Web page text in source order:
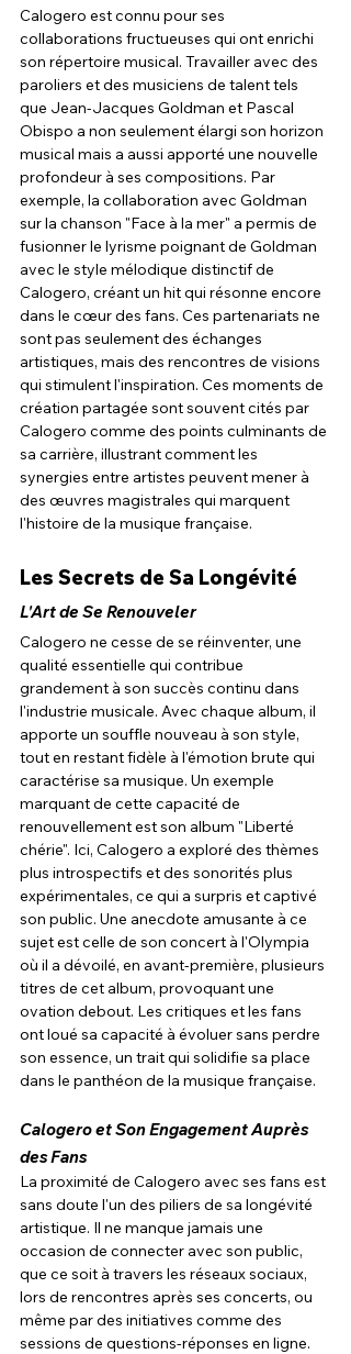
Calogero est connu pour ses
collaborations fructueuses qui ont enrichi
son répertoire musical. Travailler avec des
paroliers et des musiciens de talent tels
que Jean-Jacques Goldman et Pascal
Obispo a non seulement élargi son horizon
musical mais a aussi apporté une nouvelle
profondeur à ses compositions. Par
exemple, la collaboration avec Goldman
sur la chanson "Face à la mer" a permis de
fusionner le lyrisme poignant de Goldman
avec le style mélodique distinctif de
Calogero, créant un hit qui résonne encore
dans le cœur des fans. Ces partenariats ne
sont pas seulement des échanges
artistiques, mais des rencontres de visions
qui stimulent l'inspiration. Ces moments de
création partagée sont souvent cités par
Calogero comme des points culminants de
sa carrière, illustrant comment les
synergies entre artistes peuvent mener à
des œuvres magistrales qui marquent
l'histoire de la musique française.
Les Secrets de Sa Longévité
L'Art de Se Renouveler
Calogero ne cesse de se réinventer, une
qualité essentielle qui contribue
grandement à son succès continu dans
l'industrie musicale. Avec chaque album, il
apporte un souffle nouveau à son style,
tout en restant fidèle à l'émotion brute qui
caractérise sa musique. Un exemple
marquant de cette capacité de
renouvellement est son album "Liberté
chérie". Ici, Calogero a exploré des thèmes
plus introspectifs et des sonorités plus
expérimentales, ce qui a surpris et captivé
son public. Une anecdote amusante à ce
sujet est celle de son concert à l'Olympia
où il a dévoilé, en avant-première, plusieurs
titres de cet album, provoquant une
ovation debout. Les critiques et les fans
ont loué sa capacité à évoluer sans perdre
son essence, un trait qui solidifie sa place
dans le panthéon de la musique française.
Calogero et Son Engagement Auprès
des Fans
La proximité de Calogero avec ses fans est
sans doute l'un des piliers de sa longévité
artistique. Il ne manque jamais une
occasion de connecter avec son public,
que ce soit à travers les réseaux sociaux,
lors de rencontres après ses concerts, ou
même par des initiatives comme des
sessions de questions-réponses en ligne.